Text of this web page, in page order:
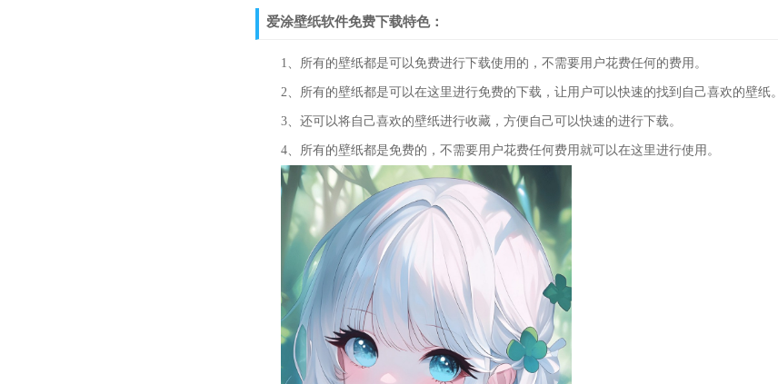
爱涂壁纸软件免费下载特色：
1、所有的壁纸都是可以免费进行下载使用的，不需要用户花费任何的费用。
2、所有的壁纸都是可以在这里进行免费的下载，让用户可以快速的找到自己喜欢的壁纸。
3、还可以将自己喜欢的壁纸进行收藏，方便自己可以快速的进行下载。
4、所有的壁纸都是免费的，不需要用户花费任何费用就可以在这里进行使用。